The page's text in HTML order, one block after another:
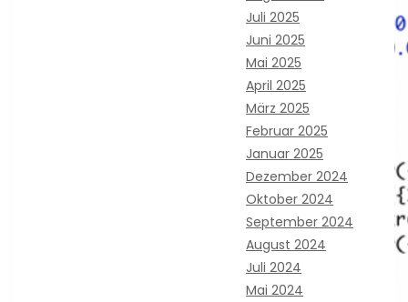
Juli 2025
Juni 2025
Mai 2025
April 2025
März 2025
Februar 2025
Januar 2025
Dezember 2024
Oktober 2024
September 2024
August 2024
Juli 2024
Mai 2024